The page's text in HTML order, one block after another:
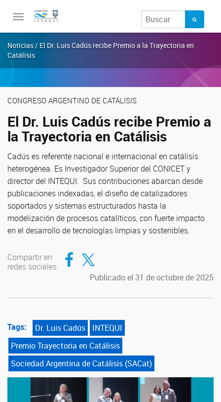
Toggle
Noticias / El Dr. Luis Cadús recibe Premio a la Trayectoria en
Catálisis
CONGRESO ARGENTINO DE CATÁLISIS
El Dr. Luis Cadús recibe Premio a
la Trayectoria en Catálisis
Cadús es referente nacional e internacional en catálisis
heterogénea. Es Investigador Superior del CONICET y
director del INTEQUI. Sus contribuciones abarcan desde
publicaciones indexadas, el diseño de catalizadores
soportados y sistemas estructurados hasta la
modelización de procesos catalíticos, con fuerte impacto
en el desarrollo de tecnologías limpias y sostenibles.
Compartir en
redes sociales
Compartir en Facebook
Compartir en Twitter
Publicado el 31 de octubre de 2025
Tags: Dr. Luis Cadús
INTEQUI
Premio Trayectoria en Catálisis
Sociedad Argentina de Catálisis (SACat)